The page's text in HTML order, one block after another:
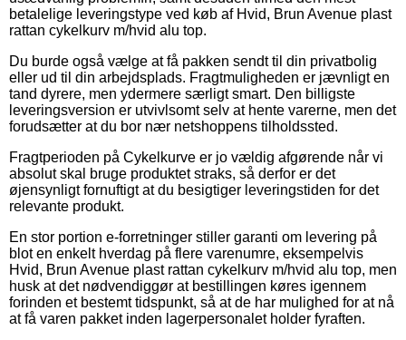
betalelige leveringstype ved køb af Hvid, Brun Avenue plast
rattan cykelkurv m/hvid alu top.
Du burde også vælge at få pakken sendt til din privatbolig
eller ud til din arbejdsplads. Fragtmuligheden er jævnligt en
tand dyrere, men ydermere særligt smart. Den billigste
leveringsversion er utvivlsomt selv at hente varerne, men det
forudsætter at du bor nær netshoppens tilholdssted.
Fragtperioden på Cykelkurve er jo vældig afgørende når vi
absolut skal bruge produktet straks, så derfor er det
øjensynligt fornuftigt at du besigtiger leveringstiden for det
relevante produkt.
En stor portion e-forretninger stiller garanti om levering på
blot en enkelt hverdag på flere varenumre, eksempelvis
Hvid, Brun Avenue plast rattan cykelkurv m/hvid alu top, men
husk at det nødvendiggør at bestillingen køres igennem
forinden et bestemt tidspunkt, så at de har mulighed for at nå
at få varen pakket inden lagerpersonalet holder fyraften.